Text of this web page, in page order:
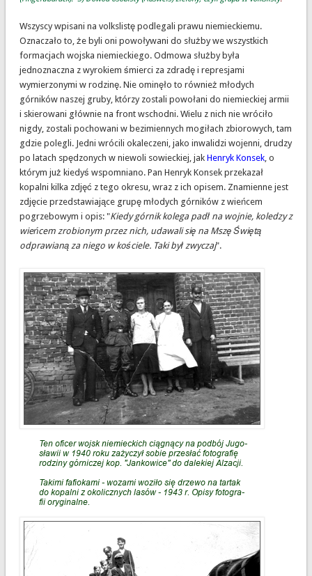
Wszyscy wpisani na volkslistę podlegali prawu niemieckiemu.
Oznaczało to, że byli oni powoływani do służby we wszystkich
formacjach wojska niemieckiego. Odmowa służby była
jednoznaczna z wyrokiem śmierci za zdradę i represjami
wymierzonymi w rodzinę. Nie ominęło to również młodych
górników naszej gruby, którzy zostali powołani do niemieckiej armii
i skierowani głównie na front wschodni. Wielu z nich nie wróciło
nigdy, zostali pochowani w bezimiennych mogiłach zbiorowych, tam
gdzie polegli. Jedni wrócili okaleczeni, jako inwalidzi wojenni, drudzy
po latach spędzonych w niewoli sowieckiej, jak Henryk Konsek, o
którym już kiedyś wspomniano. Pan Henryk Konsek przekazał
kopalni kilka zdjęć z tego okresu, wraz z ich opisem. Znamienne jest
zdjęcie przedstawiające grupę młodych górników z wieńcem
pogrzebowym i opis: "Kiedy górnik kolega padł na wojnie, koledzy z
wieńcem zrobionym przez nich, udawali się na Mszę Świętą
odprawianą za niego w kościele. Taki był zwyczaj".